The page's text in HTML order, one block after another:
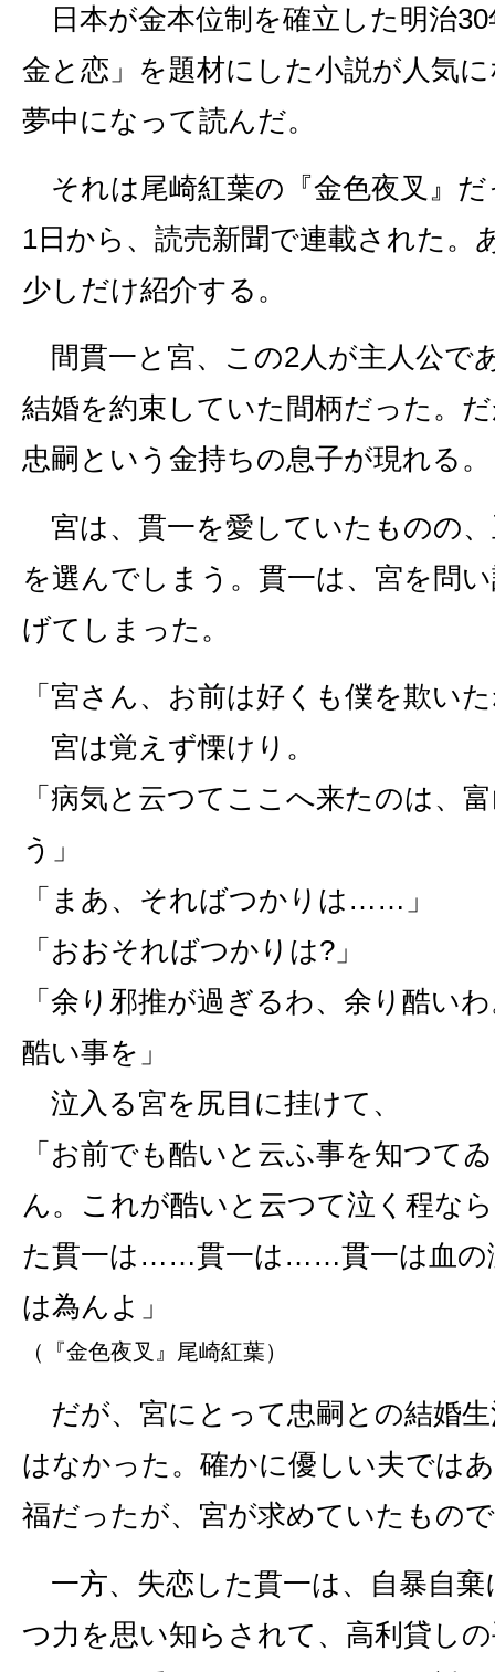
日本が金本位制を確立した明治30
金と恋」を題材にした小説が人気
夢中になって読んだ。
それは尾崎紅葉の『金色夜叉』だ
1日から、読売新聞で連載された。
少しだけ紹介する。
間貫一と宮、この2人が主人公で
結婚を約束していた間柄だった。
忠嗣という金持ちの息子が現れる。
宮は、貫一を愛していたものの
を選んでしまう。貫一は、宮を問
げてしまった。
「宮さん、お前は好くも僕を欺い
宮は覚えず慄けり。
「病気と云つてここへ来たのは、
う」
「まあ、そればつかりは……」
「おおそればつかりは?」
「余り邪推が過ぎるわ、余り酷い
酷い事を」
泣入る宮を尻目に挂けて、
「お前でも酷いと云ふ事を知つて
ん。これが酷いと云つて泣く程な
た貫一は……貫一は……貫一は血の
は為んよ」
（『金色夜叉』尾崎紅葉）
だが、宮にとって忠嗣との結婚
はなかった。確かに優しい夫では
福だったが、宮が求めていたもの
一方、失恋した貫一は、自暴自
つ力を思い知らされて、高利貸し